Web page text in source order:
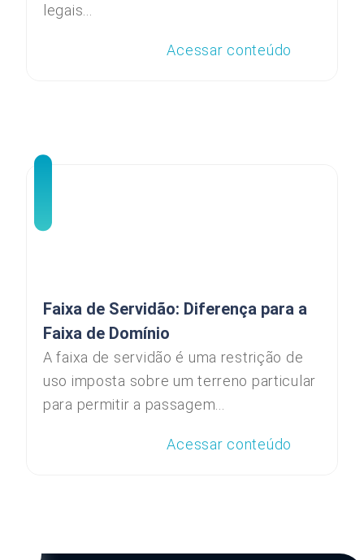
legais...
Acessar conteúdo
Faixa de Servidão: Diferença para a
Faixa de Domínio
A faixa de servidão é uma restrição de
uso imposta sobre um terreno particular
para permitir a passagem...
Acessar conteúdo